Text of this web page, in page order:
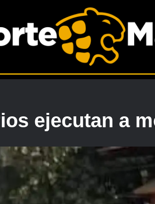
ejecutan a